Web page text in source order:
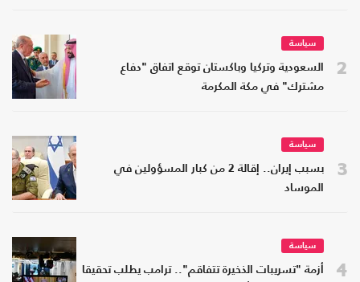
2
سياسة
السعودية وتركيا وباكستان توقع اتفاق "دفاع
مشترك" في مكة المكرمة
3
سياسة
بسبب إيران.. إقالة 2 من كبار المسؤولين في
الموساد
4
سياسة
أزمة "تسريبات الذخيرة تتفاقم".. ترامب يطلب تحقيقا